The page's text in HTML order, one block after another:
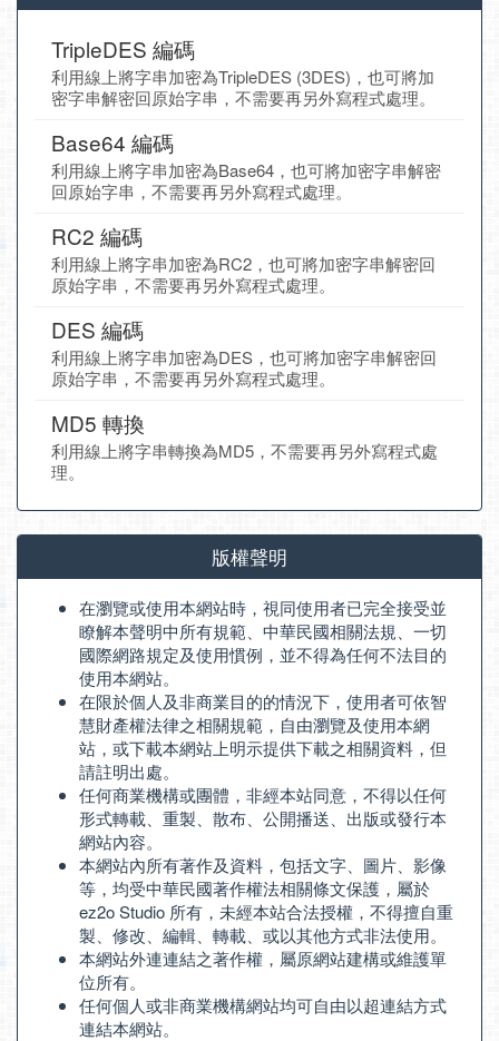
TripleDES 編碼
利用線上將字串加密為TripleDES (3DES)，也可將加
密字串解密回原始字串，不需要再另外寫程式處理。
Base64 編碼
利用線上將字串加密為Base64，也可將加密字串解密
回原始字串，不需要再另外寫程式處理。
RC2 編碼
利用線上將字串加密為RC2，也可將加密字串解密回
原始字串，不需要再另外寫程式處理。
DES 編碼
利用線上將字串加密為DES，也可將加密字串解密回
原始字串，不需要再另外寫程式處理。
MD5 轉換
利用線上將字串轉換為MD5，不需要再另外寫程式處
理。
版權聲明
在瀏覽或使用本網站時，視同使用者已完全接受並
瞭解本聲明中所有規範、中華民國相關法規、一切
國際網路規定及使用慣例，並不得為任何不法目的
使用本網站。
在限於個人及非商業目的的情況下，使用者可依智
慧財產權法律之相關規範，自由瀏覽及使用本網
站，或下載本網站上明示提供下載之相關資料，但
請註明出處。
任何商業機構或團體，非經本站同意，不得以任何
形式轉載、重製、散布、公開播送、出版或發行本
網站內容。
本網站內所有著作及資料，包括文字、圖片、影像
等，均受中華民國著作權法相關條文保護，屬於
ez2o Studio 所有，未經本站合法授權，不得擅自重
製、修改、編輯、轉載、或以其他方式非法使用。
本網站外連連結之著作權，屬原網站建構或維護單
位所有。
任何個人或非商業機構網站均可自由以超連結方式
連結本網站。